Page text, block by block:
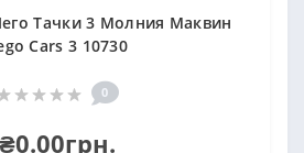
Тачки 3 Молния Маквин
Cars 3 10730
0
₴0.00грн.